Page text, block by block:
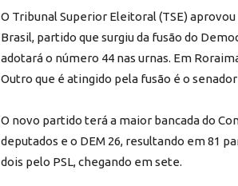
O Tribunal Superior Eleitoral (TSE)
Brasil, partido que surgiu da fusão do
adotará o número 44 nas urnas. Em
Outro que é atingido pela fusão é o
O novo partido terá a maior bancada do
deputados e o DEM 26, resultando em 81
dois pelo PSL, chegando em sete.